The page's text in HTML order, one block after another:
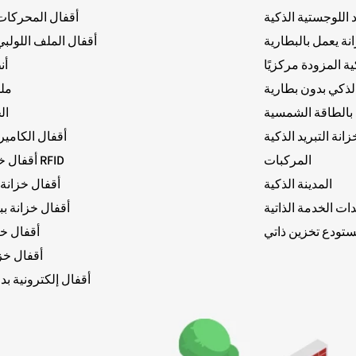
أقفال
أقفال الملف
أقفال
أقفال خزانة ببطاقة RFID
أقفال
أقفال خزانة
أقفال
أقفال
أقفال إلكترونية
الذكية
يعمل بالبطارية
المزودة مركزيًا
بدون بطارية
الشمسية
التبريد الذكية
المركبات
المدينة الذكية
الخدمة الذاتية
تخزين ذاتي